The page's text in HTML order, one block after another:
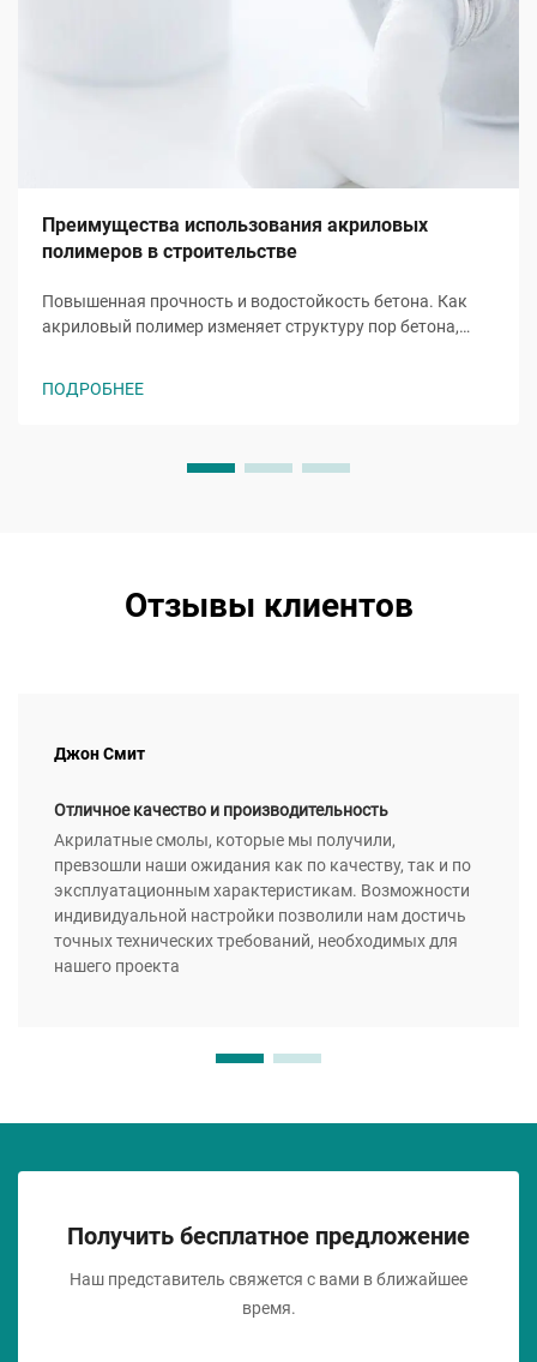
Преимущества использования акриловых
полимеров в строительстве
Повышенная прочность и водостойкость бетона. Как
акриловый полимер изменяет структуру пор бетона,
внутри крошечных капиллярных пор, которые
ПОДРОБНЕЕ
Отзывы клиентов
Джон Смит
Отличное качество и производительность
Акрилатные смолы, которые мы получили,
превзошли наши ожидания как по качеству, так и по
эксплуатационным характеристикам. Возможности
индивидуальной настройки позволили нам достичь
точных технических требований, необходимых для
нашего проекта
Получить бесплатное предложение
Наш представитель свяжется с вами в ближайшее
время.